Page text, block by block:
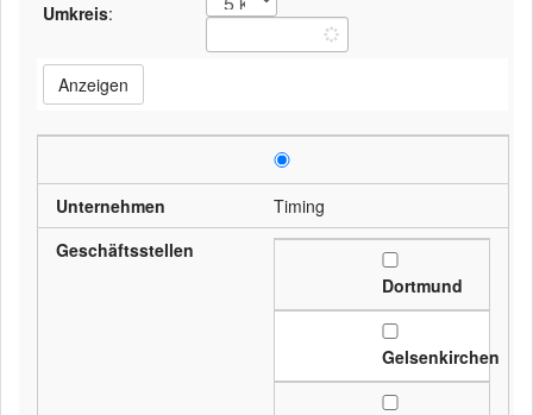
Umkreis:
Anzeigen
Unternehmen
Timing
Geschäftsstellen
Dortmund
Gelsenkirchen